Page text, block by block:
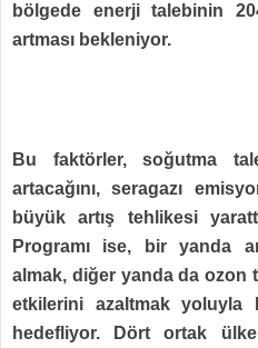
bölgede enerji talebinin
artması bekleniyor.
Bu faktörler, soğutma
artacağını, seragazı
büyük artış tehlikesi
Programı ise, bir yanda
almak, diğer yanda da ozon
etkilerini azaltmak yoluyla
hedefliyor. Dört ortak